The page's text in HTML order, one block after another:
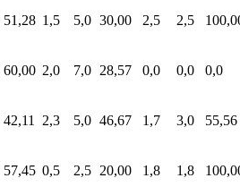
51,28 1,5 5,0 30,00 2,5 2,5
60,00 2,0 7,0 28,57 0,0 0,0 0,0
42,11 2,3 5,0 46,67 1,7 3,0 55,56
57,45 0,5 2,5 20,00 1,8 1,8